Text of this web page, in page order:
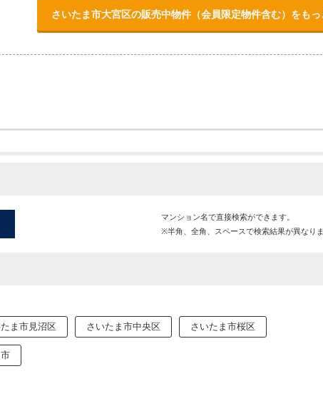
さいたま市大宮区の販売中物件（会員限定物件含む）をもっ
マンション名で直接検索ができます。
※半角、全角、スペースで検索結果が異なりま
ま市見沼区 さいたま市中央区 さいたま市桜区